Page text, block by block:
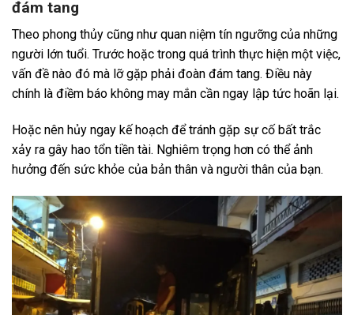
đám tang
Theo phong thủy cũng như quan niệm tín ngưỡng của những
người lớn tuổi. Trước hoặc trong quá trình thực hiện một việc,
vấn đề nào đó mà lỡ gặp phải đoàn đám tang. Điều này
chính là điềm báo không may mắn cần ngay lập tức hoãn lại.
Hoặc nên hủy ngay kế hoạch để tránh gặp sự cố bất trắc
xảy ra gây hao tổn tiền tài. Nghiêm trọng hơn có thể ảnh
hưởng đến sức khỏe của bản thân và người thân của bạn.